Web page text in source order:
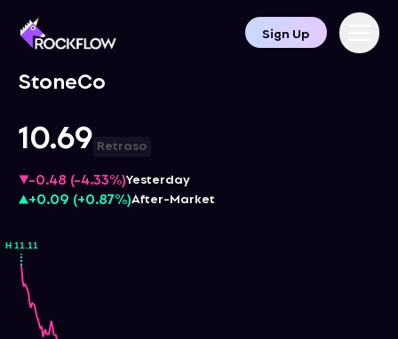
Sign Up
StoneCo
10.69 Retraso
-0.48 (-4.33%)Yesterday
+0.09 (+0.87%)After-Market